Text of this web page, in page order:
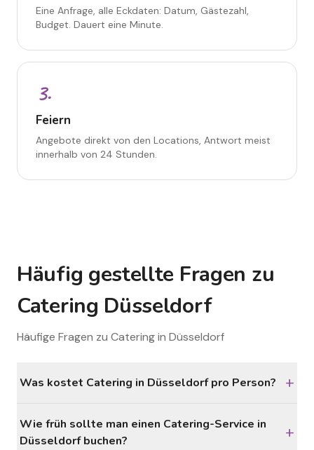
Eine Anfrage, alle Eckdaten: Datum, Gästezahl,
Budget. Dauert eine Minute.
3.
Feiern
Angebote direkt von den Locations, Antwort meist
innerhalb von 24 Stunden.
Häufig gestellte Fragen zu
Catering Düsseldorf
Häufige Fragen zu Catering in Düsseldorf
Was kostet Catering in Düsseldorf pro Person? +
Wie früh sollte man einen Catering-Service in
Düsseldorf buchen?
+